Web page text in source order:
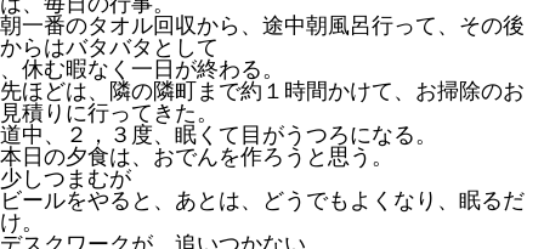
朝一番のタオル回収から、途中朝風呂行って、その後
からはバタバタとして
、休む暇なく一日が終わる。
先ほどは、隣の隣町まで約１時間かけて、お掃除のお
見積りに行ってきた。
道中、２，３度、眠くて目がうつろになる。
本日の夕食は、おでんを作ろうと思う。
少しつまむが
ビールをやると、あとは、どうでもよくなり、眠るだ
け。
デスクワークが、追いつかない。